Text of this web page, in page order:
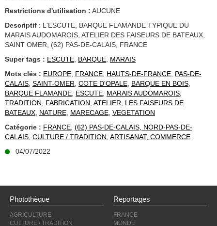
Restrictions d'utilisation : AUCUNE
Descriptif : L'ESCUTE, BARQUE FLAMANDE TYPIQUE DU
MARAIS AUDOMAROIS, ATELIER DES FAISEURS DE BATEAUX,
SAINT OMER, (62) PAS-DE-CALAIS, FRANCE
Super tags : ESCUTE, BARQUE, MARAIS
Mots clés : EUROPE, FRANCE, HAUTS-DE-FRANCE, PAS-DE-
CALAIS, SAINT-OMER, COTE D'OPALE, BARQUE EN BOIS,
BARQUE FLAMANDE, ESCUTE, MARAIS AUDOMAROIS,
TRADITION, FABRICATION, ATELIER, LES FAISEURS DE
BATEAUX, NATURE, MARECAGE, VEGETATION
Catégorie : FRANCE, (62) PAS-DE-CALAIS, NORD-PAS-DE-
CALAIS, CULTURE / TRADITION, ARTISANAT, COMMERCE
04/07/2022
Photothèque
AGRICULTURE
CULTURE / TRADITION
Reportages
FRANCE
MONDE